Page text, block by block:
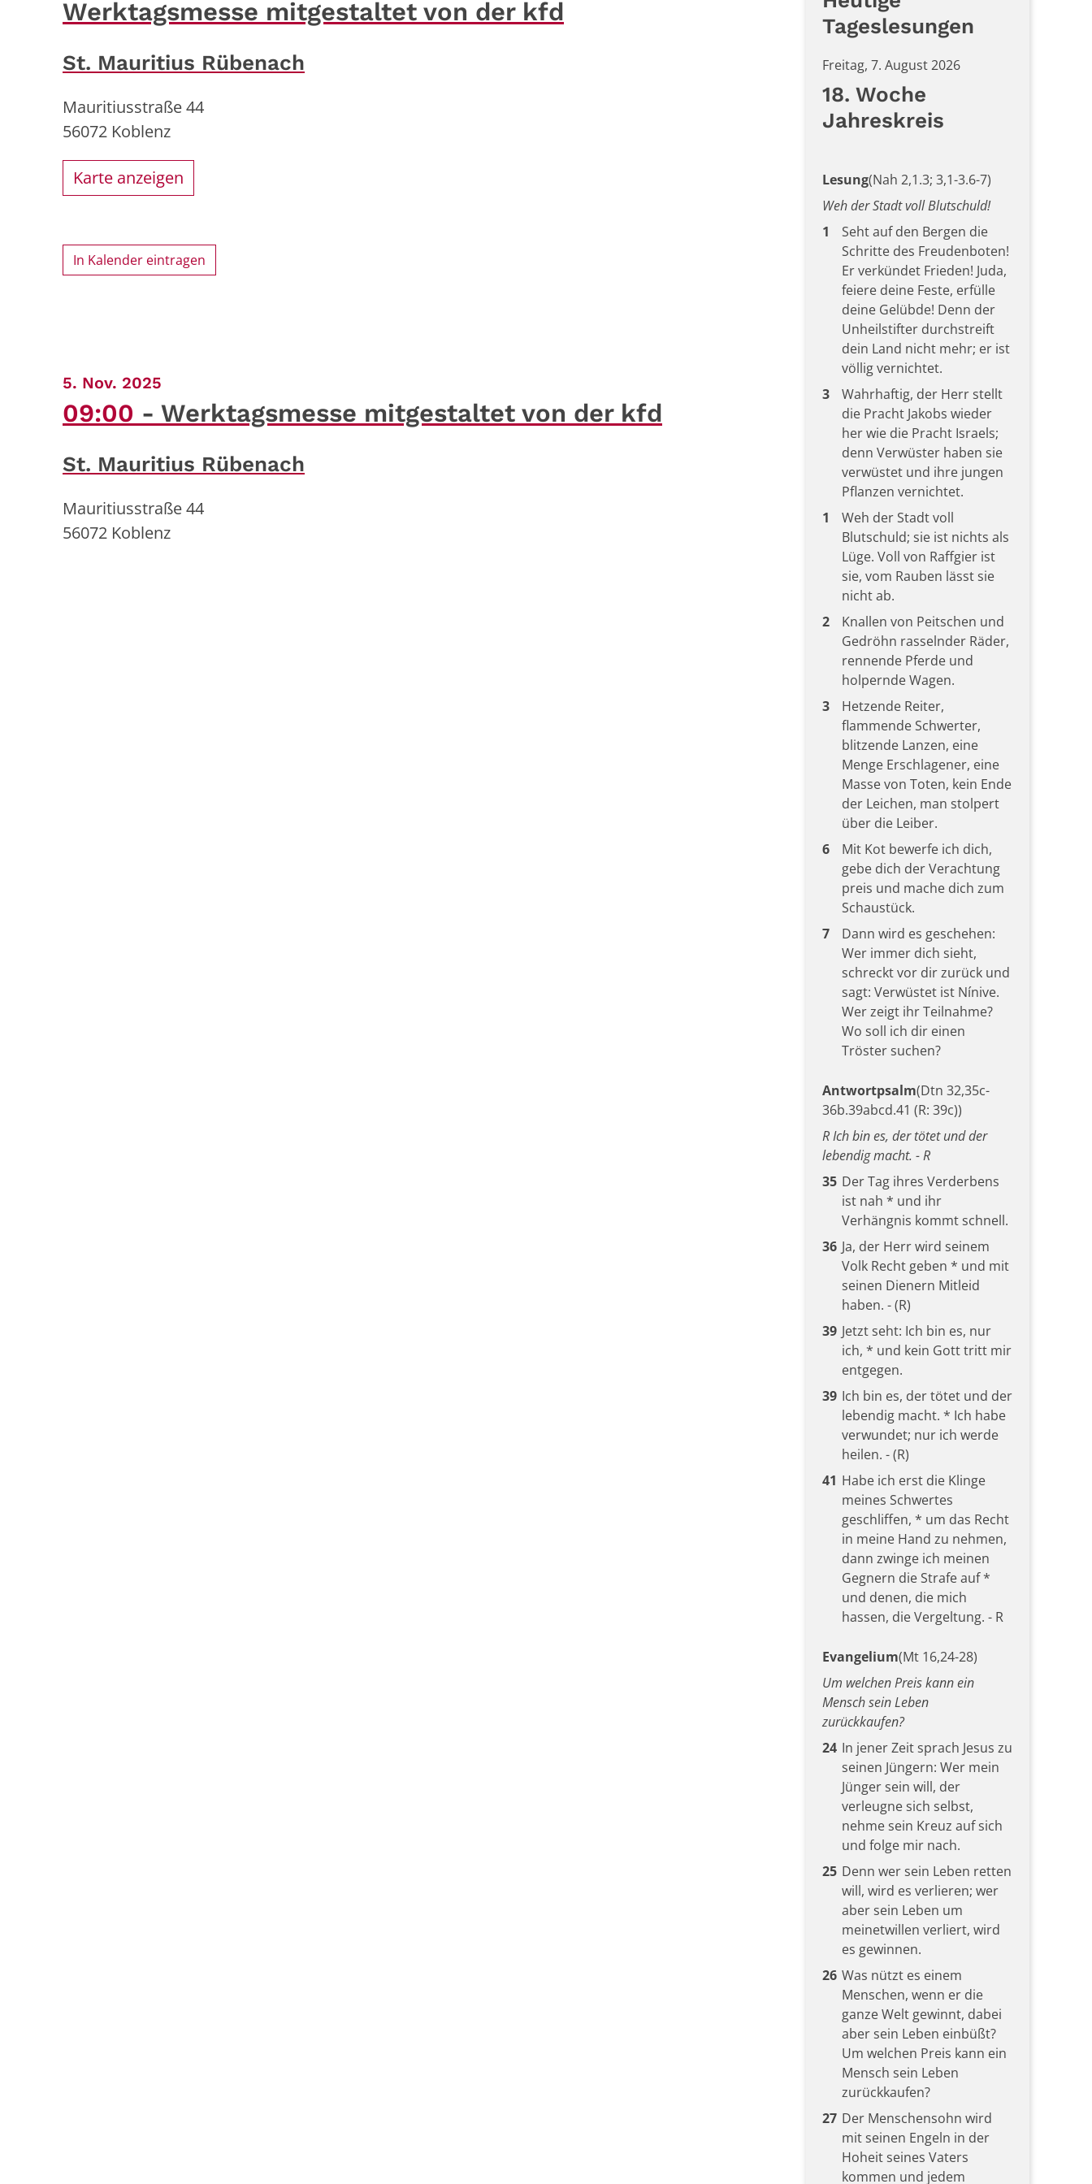
Werktagsmesse mitgestaltet von der kfd
St. Mauritius Rübenach
Mauritiusstraße 44
56072 Koblenz
Karte anzeigen
In Kalender eintragen
5. Nov. 2025
09:00 Werktagsmesse mitgestaltet von der kfd
St. Mauritius Rübenach
Mauritiusstraße 44
56072 Koblenz
Tageslesungen
Freitag, 7. August 2026
18. Woche
Jahreskreis
Lesung(Nah 2,1.3; 3,1-3.6-7)
Weh der Stadt voll Blutschuld!
1
Seht auf den Bergen die
Schritte des Freudenboten!
Er verkündet Frieden! Juda,
feiere deine Feste, erfülle
deine Gelübde! Denn der
Unheilstifter durchstreift
dein Land nicht mehr; er ist
völlig vernichtet.
3
Wahrhaftig, der Herr stellt
die Pracht Jakobs wieder
her wie die Pracht Israels;
denn Verwüster haben sie
verwüstet und ihre jungen
Pflanzen vernichtet.
1
Weh der Stadt voll
Blutschuld; sie ist nichts als
Lüge. Voll von Raffgier ist
sie, vom Rauben lässt sie
nicht ab.
2
Knallen von Peitschen und
Gedröhn rasselnder Räder,
rennende Pferde und
holpernde Wagen.
3
Hetzende Reiter,
flammende Schwerter,
blitzende Lanzen, eine
Menge Erschlagener, eine
Masse von Toten, kein Ende
der Leichen, man stolpert
über die Leiber.
6
Mit Kot bewerfe ich dich,
gebe dich der Verachtung
preis und mache dich zum
Schaustück.
7
Dann wird es geschehen:
Wer immer dich sieht,
schreckt vor dir zurück und
sagt: Verwüstet ist Nínive.
Wer zeigt ihr Teilnahme?
Wo soll ich dir einen
Tröster suchen?
Antwortpsalm(Dtn 32,35c-
36b.39abcd.41 (R: 39c))
R Ich bin es, der tötet und der
lebendig macht. - R
35 Der Tag ihres Verderbens
ist nah * und ihr
Verhängnis kommt schnell.
36 Ja, der Herr wird seinem
Volk Recht geben * und mit
seinen Dienern Mitleid
haben. - (R)
39 Jetzt seht: Ich bin es, nur
ich, * und kein Gott tritt mir
entgegen.
39 Ich bin es, der tötet und der
lebendig macht. * Ich habe
verwundet; nur ich werde
heilen. - (R)
41 Habe ich erst die Klinge
meines Schwertes
geschliffen, * um das Recht
in meine Hand zu nehmen,
dann zwinge ich meinen
Gegnern die Strafe auf *
und denen, die mich
hassen, die Vergeltung. - R
Evangelium(Mt 16,24-28)
Um welchen Preis kann ein
Mensch sein Leben
zurückkaufen?
24 In jener Zeit sprach Jesus zu
seinen Jüngern: Wer mein
Jünger sein will, der
verleugne sich selbst,
nehme sein Kreuz auf sich
und folge mir nach.
25 Denn wer sein Leben retten
will, wird es verlieren; wer
aber sein Leben um
meinetwillen verliert, wird
es gewinnen.
26 Was nützt es einem
Menschen, wenn er die
ganze Welt gewinnt, dabei
aber sein Leben einbüßt?
Um welchen Preis kann ein
Mensch sein Leben
zurückkaufen?
27 Der Menschensohn wird
mit seinen Engeln in der
Hoheit seines Vaters
kommen und jedem